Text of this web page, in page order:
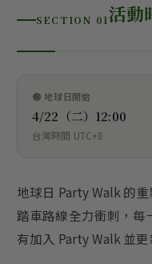
SECTION 01活動
🟢 地球日開始
4/22（二）12:00
台灣時間 UTC+8
地球日 Party Walk 的
踏車路線全力衝刺，
有加入 Party Walk 並